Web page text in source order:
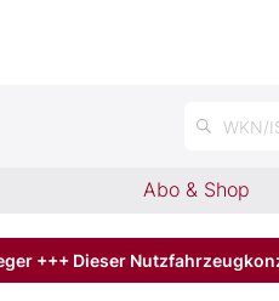
WKN/
Abo & Shop
+++ Dieser